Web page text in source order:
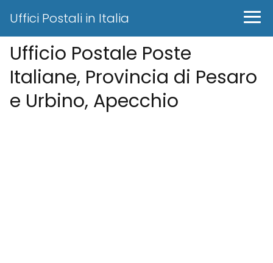
Uffici Postali in Italia
Ufficio Postale Poste
Italiane, Provincia di Pesaro
e Urbino, Apecchio